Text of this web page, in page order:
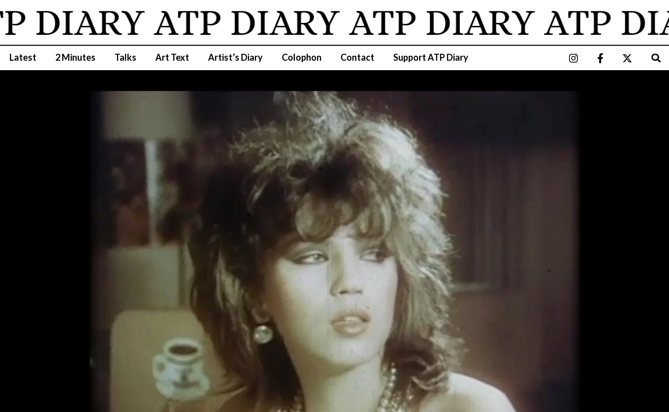
ATP DIARY ATP DIARY ATP
Latest 2 Minutes Talks Art Text Artist’s Diary Colophon Contact Support ATP Diary